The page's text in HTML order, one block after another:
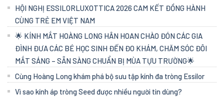
HỘI NGHỊ ESSILORLUXOTTICA 2026 CAM KẾT ĐỒNG HÀNH
CÙNG TRẺ EM VIỆT NAM
🌟 KÍNH MẮT HOÀNG LONG HÂN HOAN CHÀO ĐÓN CÁC GIA
ĐÌNH ĐƯA CÁC BÉ HỌC SINH ĐẾN ĐO KHÁM, CHĂM SÓC ĐÔI
MẮT SÁNG – SẴN SÀNG CHUẨN BỊ MÙA TỰU TRƯỜNG🌟
Cùng Hoàng Long khám phá bộ sưu tập kính đa tròng Essilor
Vì sao kính áp tròng Seed được nhiều người tin dùng?